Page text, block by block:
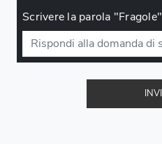
Scrivere la parola